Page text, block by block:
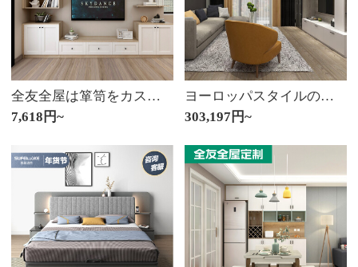
全友全屋は箪笥をカスタマイズします。アメリカンカントリー全体の寝室はドアを開けて戸棚を開けて、式の箪笥に入って家具を注文して注文します。
7,618円~
ヨーロッパスタイルの部屋全体の家具の内装セットをカスタマイズします。寝室の洋服だんすを含めて、軟装ソファの基礎装飾コースの価格を注文します。
303,197円~